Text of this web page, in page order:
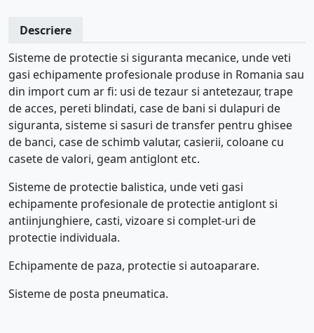
Descriere
Sisteme de protectie si siguranta mecanice, unde veti
gasi echipamente profesionale produse in Romania sau
din import cum ar fi: usi de tezaur si antetezaur, trape
de acces, pereti blindati, case de bani si dulapuri de
siguranta, sisteme si sasuri de transfer pentru ghisee
de banci, case de schimb valutar, casierii, coloane cu
casete de valori, geam antiglont etc.
Sisteme de protectie balistica, unde veti gasi
echipamente profesionale de protectie antiglont si
antiinjunghiere, casti, vizoare si complet-uri de
protectie individuala.
Echipamente de paza, protectie si autoaparare.
Sisteme de posta pneumatica.